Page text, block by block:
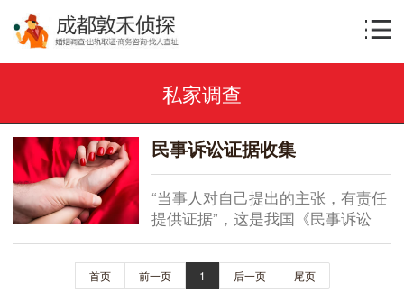
私家调查
民事诉讼证据收集
“当事人对自己提出的主张，有责任
提供证据”，这是我国《民事诉讼
法》所确立的“谁主张谁举证”举证
责任原则。同时，法律又规定：“当
事人及其诉讼代理人因客观原因不
首页 前一页 1 后一页 尾页